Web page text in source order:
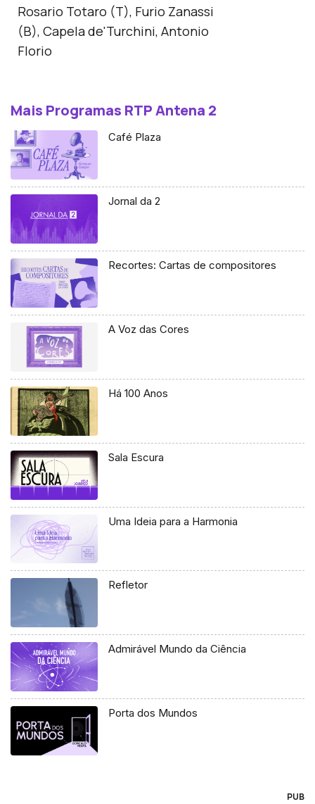
Rosario Totaro (T), Furio Zanassi
(B), Capela de'Turchini, Antonio
Florio
Mais Programas RTP Antena 2
Café Plaza
Jornal da 2
Recortes: Cartas de compositores
A Voz das Cores
Há 100 Anos
Sala Escura
Uma Ideia para a Harmonia
Refletor
Admirável Mundo da Ciência
Porta dos Mundos
PUB